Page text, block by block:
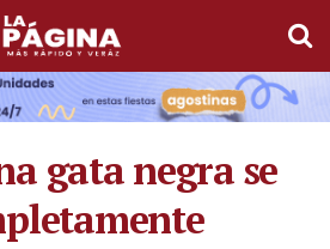
gata negra se